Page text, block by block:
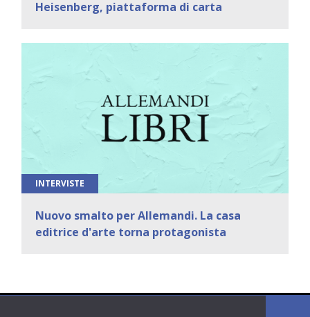
Heisenberg, piattaforma di carta
INTERVISTE
Nuovo smalto per Allemandi. La casa
editrice d'arte torna protagonista